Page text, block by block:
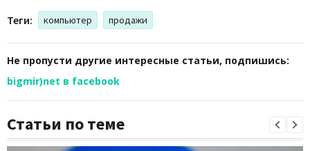
Теги: компьютер продажи
Не пропусти другие интересные статьи, подпишись:
bigmir)net в facebook
Статьи по теме